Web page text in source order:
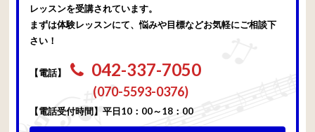
レッスンを受講されています。
まずは体験レッスンにて、悩みや目標などお気軽にご相談下
さい！
【電話】 042-337-7050
(070-5593-0376)
【電話受付時間】平日10：00～18：00